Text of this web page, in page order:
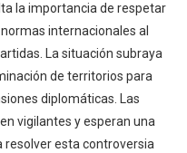
la importancia de respetar
internacionales al
La situación subraya
de territorios para
diplomáticas. Las
vigilantes y esperan una
resolver esta controversia